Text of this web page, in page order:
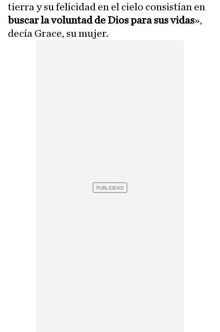
tierra y su felicidad en el cielo consistían en
buscar la voluntad de Dios para sus vidas»,
decía Grace, su mujer.